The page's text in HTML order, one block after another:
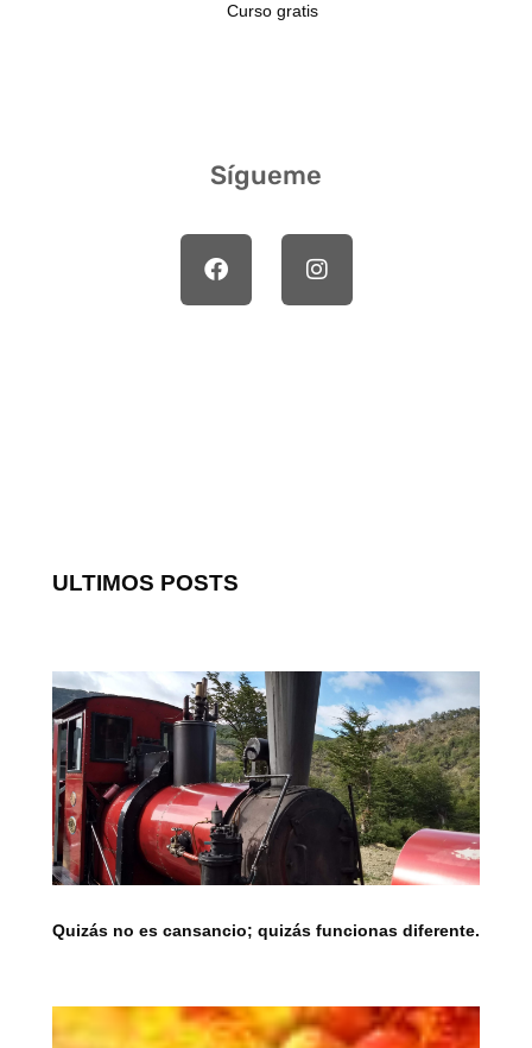
Curso gratis
Sígueme
ULTIMOS POSTS
Quizás no es cansancio; quizás funcionas diferente.